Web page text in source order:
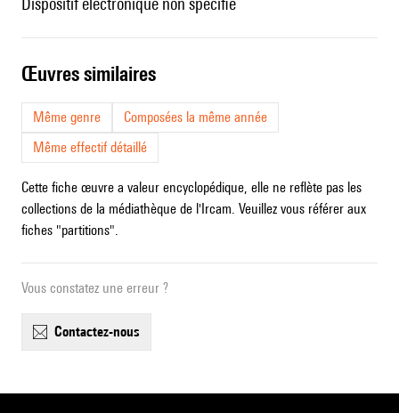
œuvres similaires
Même genre
Composées la même année
Même effectif détaillé
Cette fiche œuvre a valeur encyclopédique, elle ne reflète pas les
collections de la médiathèque de l'Ircam. Veuillez vous référer aux
fiches "partitions".
Vous constatez une erreur ?
contactez-nous